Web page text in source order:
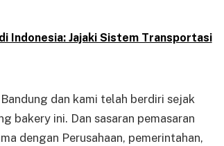
Indonesia: Jajaki Sistem Transportasi
dan kami telah berdiri sejak
bakery ini. Dan sasaran pemasaran
dengan Perusahaan, pemerintahan,